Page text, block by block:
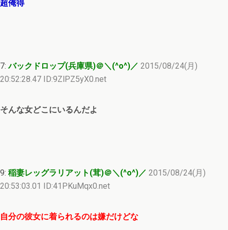
超俺得
7:バックドロップ(兵庫県)＠＼(^o^)／ 2015/08/24(月)
20:52:28.47 ID:9ZlPZ5yX0.net
そんな女どこにいるんだよ
9: 稲妻レッグラリアット(茸)＠＼(^o^)／ 2015/08/24(月)
20:53:03.01 ID:41PKuMqx0.net
自分の彼女に着られるのは嫌だけどな